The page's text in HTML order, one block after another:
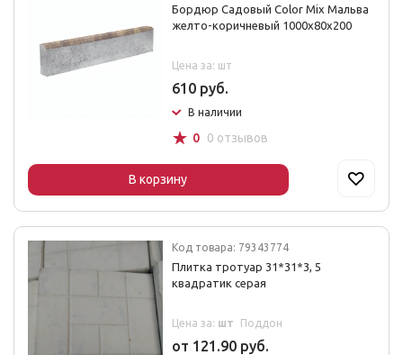
Бордюр Садовый Color Mix Мальва
желто-коричневый 1000х80х200
Цена за: шт
610 руб.
В наличии
☆ 0 0 отзывов
В корзину
Код товара: 79343774
Плитка тротуар 31*31*3, 5
квадратик серая
Цена за: шт Поддон
от 121.90 руб.